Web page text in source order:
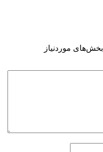
بخش‌های موردنیاز